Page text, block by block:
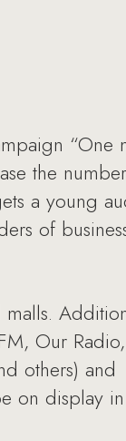
“One
the
a young
of
Our Radio,
others) and
on display